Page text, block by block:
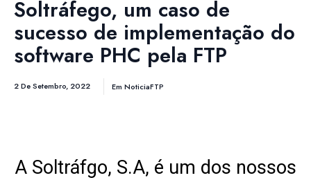
Soltráfego, um caso de
sucesso de implementação do
software PHC pela FTP
2 De Setembro, 2022 Em NoticiaFTP
A Soltráfgo, S.A, é um dos nossos